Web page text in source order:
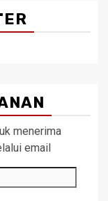
menerima
email